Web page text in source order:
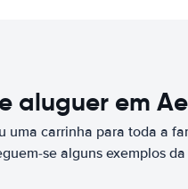
aluguer em
uma carrinha para toda a
se alguns exemplos